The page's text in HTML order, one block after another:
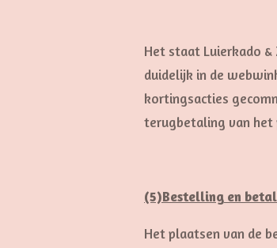
Het staat Luierkado
duidelijk in de
kortingsacties
terugbetaling van het
(5)Bestelling en
Het plaatsen van de